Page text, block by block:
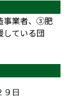
事業者、③肥
ている団
９日